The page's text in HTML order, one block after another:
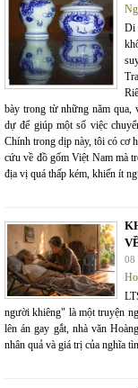
Di
bày trong từ những năm qua,
dự để giúp một số việc
Chính trong dịp này, tôi có cơ
cứu về đồ gốm Việt Nam mà
địa vị quá thấp kém, khiến ít
08
người khiêng" là một truyện
lên án gay gắt, nhà văn
nhân quả và giá trị của nghĩa